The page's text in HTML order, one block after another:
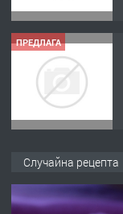
ПРЕДЛАГА
Случайна рецепта